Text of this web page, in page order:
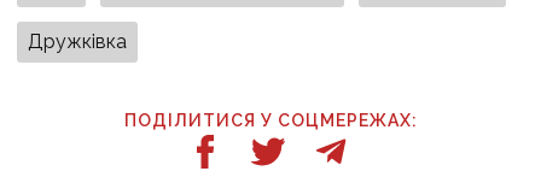
Дружківка
ПОДІЛИТИСЯ У СОЦМЕРЕЖАХ: